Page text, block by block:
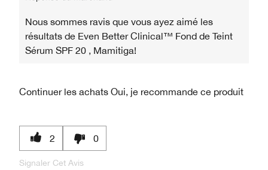
Nous sommes ravis que vous ayez aimé les
résultats de Even Better Clinical™ Fond de Teint
Sérum SPF 20 , Mamitiga!
Continuer les achats Oui, je recommande ce produit
2 0
Signaler Cet Avis